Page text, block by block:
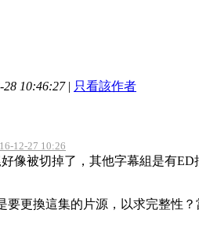
28 10:46:27 | 只看該作者
12-27 10:26
像被切掉了，其他字幕組是有ED
要更換這集的片源，以求完整性